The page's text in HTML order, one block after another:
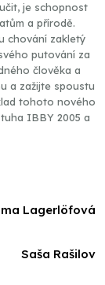
je schopnost
a přírodě.
chování zakletý
putování za
člověka a
a zažijte spoustu
tohoto nového
IBBY 2005 a
Lagerlöfová
Saša Rašilov